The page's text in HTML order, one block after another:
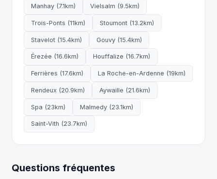
Manhay (7.1km) Vielsalm (9.5km)
Trois-Ponts (11km) Stoumont (13.2km)
Stavelot (15.4km) Gouvy (15.4km)
Érezée (16.6km) Houffalize (16.7km)
Ferrières (17.6km) La Roche-en-Ardenne (19km)
Rendeux (20.9km) Aywaille (21.6km)
Spa (23km) Malmedy (23.1km)
Saint-Vith (23.7km)
Questions fréquentes